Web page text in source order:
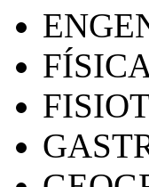
FÍSICA